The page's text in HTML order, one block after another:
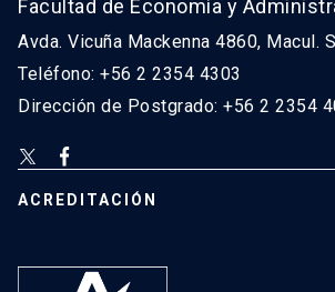
Facultad de Economía y
Avda. Vicuña Mackenna 4860, Macul.
Teléfono: +56 2 2354 4303
Dirección de Postgrado: +56 2 2354
ACREDITACIÓN